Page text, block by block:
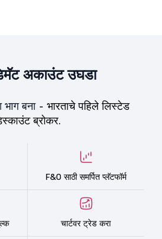
अकाउंट उघडा
भाग बना - भारताचे पहिले लिस्टेड
ब्रोकर.
F&O साठी समर्पित प्लॅटफॉर्म
चार्टवर ट्रेड करा